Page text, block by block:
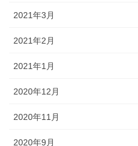
2021年3月
2021年2月
2021年1月
2020年12月
2020年11月
2020年9月